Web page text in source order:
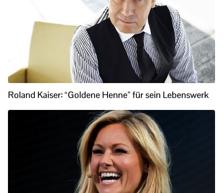
Roland Kaiser: “Goldene Henne” für sein Lebenswerk